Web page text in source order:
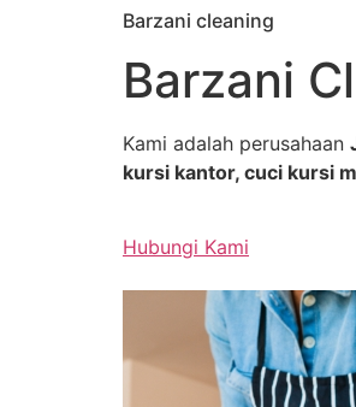
Barzani cleaning
Barzani
Kami adalah perusahaan
kursi kantor, cuci kursi
Hubungi Kami